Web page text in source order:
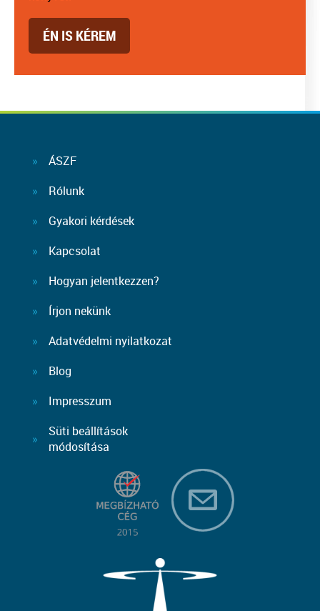
ÉN IS KÉREM
ÁSZF
Rólunk
Gyakori kérdések
Kapcsolat
Hogyan jelentkezzen?
Írjon nekünk
Adatvédelmi nyilatkozat
Blog
Impresszum
Süti beállítások
módosítása